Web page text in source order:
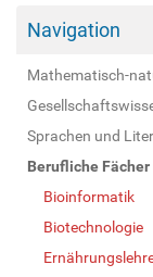
Navigation
Mathematisch-
Sprachen und
Berufliche
Bioinformatik
Biotechnologie